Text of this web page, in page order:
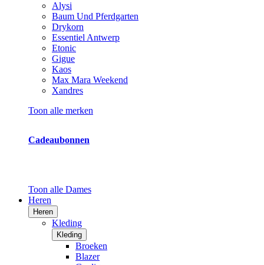
Alysi
Baum Und Pferdgarten
Drykorn
Essentiel Antwerp
Etonic
Gigue
Kaos
Max Mara Weekend
Xandres
Toon alle merken
Cadeaubonnen
Toon alle Dames
Heren
Heren
Kleding
Kleding
Broeken
Blazer